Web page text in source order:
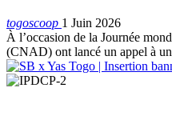
togoscoop 1 Juin 2026
À l’occasion de la Journée
(CNAD) ont lancé un appel à